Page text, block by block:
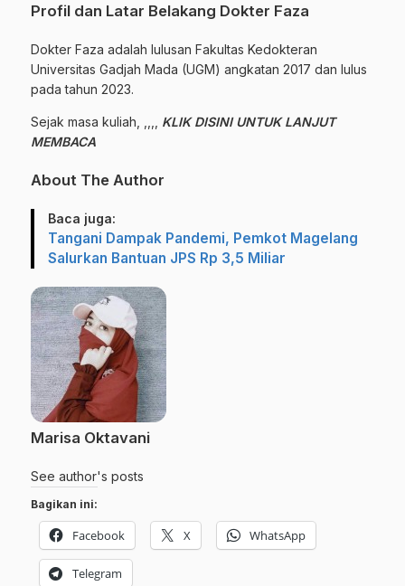
Profil dan Latar Belakang Dokter Faza
Dokter Faza adalah lulusan Fakultas Kedokteran
Universitas Gadjah Mada (UGM) angkatan 2017 dan lulus
pada tahun 2023.
Sejak masa kuliah, ,,,, KLIK DISINI UNTUK LANJUT
MEMBACA
About The Author
Baca juga:
Tangani Dampak Pandemi, Pemkot Magelang
Salurkan Bantuan JPS Rp 3,5 Miliar
Marisa Oktavani
See author's posts
Bagikan ini:
Facebook X WhatsApp
Telegram